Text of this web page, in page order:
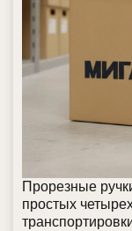
Прорезные
простых